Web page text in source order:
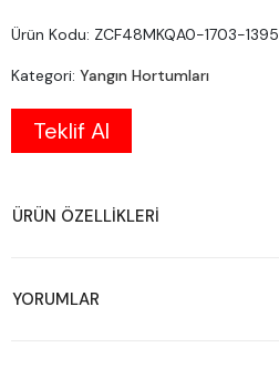
Ürün Kodu: ZCF48MKQA0-1703-1395
Kategori: Yangın Hortumları
Teklif Al
ÜRÜN ÖZELLİKLERİ
YORUMLAR